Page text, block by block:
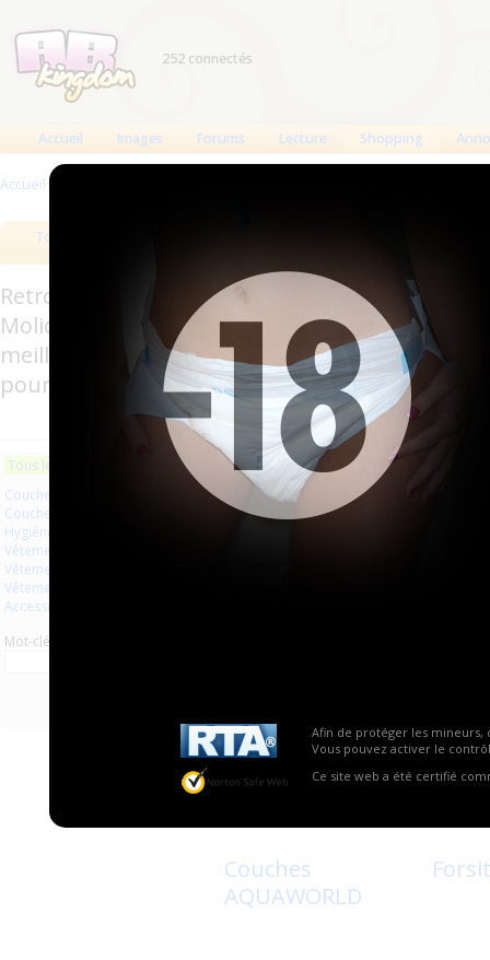
Afin de protéger les mineurs,
Vous pouvez activer le
Ce site web a été certifié
252 connectés
Accueil Images Forums Lecture Shopping
Accueil >
Tous les produits
Retrouverez sur cette page les meilleures
Molicare, Comficare, Confiance, Depend,
meilleurs produits aussi bien pour les
pour l'incontinence.
Tous les produits
Couches à usage unique
Couches lavables
Hygiène usage unique
Vêtements
Vêtements en plastique
Vêtements en latex
Accessoires
Mot-clé
Les plus récents Trier par nom
Couches
AQUAWORLD